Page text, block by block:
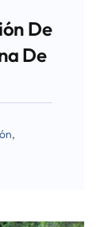
De
De
,